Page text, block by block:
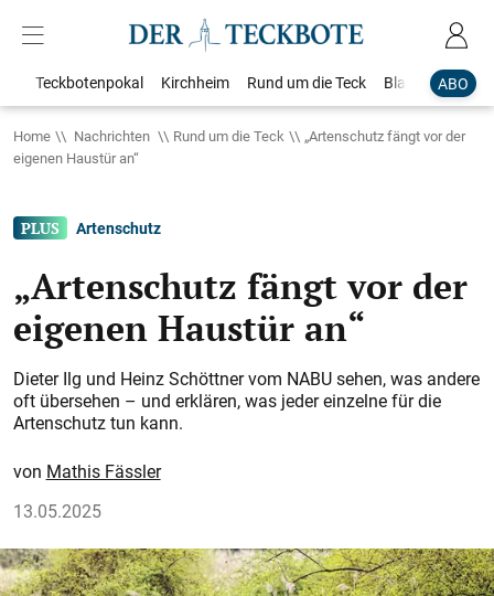
ABO
Teckbotenpokal Kirchheim Rund um die Teck Blaulicht
Home Nachrichten Rund um die Teck
„Artenschutz fängt vor der
eigenen Haustür an“
Artenschutz
„Artenschutz fängt vor der
eigenen Haustür an“
Dieter Ilg und Heinz Schöttner vom NABU sehen, was andere
oft übersehen – und erklären, was jeder einzelne für die
Artenschutz tun kann.
Mathis Fässler
13.05.2025